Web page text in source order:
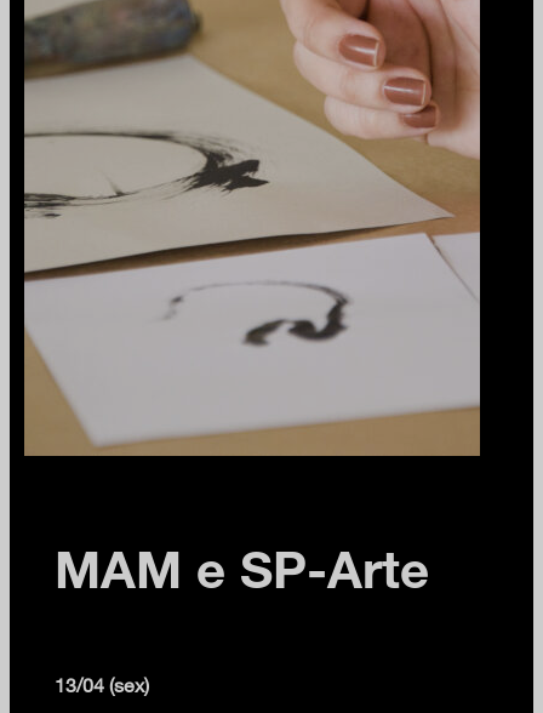
MAM e SP-Arte
13/04 (sex)